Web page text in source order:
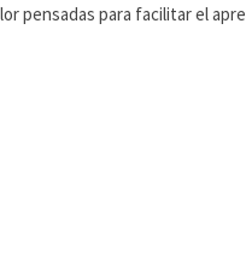
pensadas para facilitar el